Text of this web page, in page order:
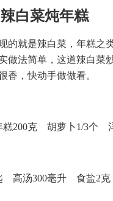
辣白菜炖年糕
就是辣白菜，年糕之
做法简单，这道辣白菜
香，快动手做做看。
200克 胡萝卜1/3个
汤300毫升 食盐2克